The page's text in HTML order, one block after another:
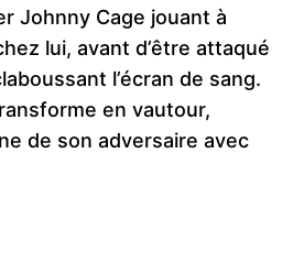
Johnny Cage jouant à
lui, avant d’être attaqué
l’écran de sang.
en vautour,
de son adversaire avec